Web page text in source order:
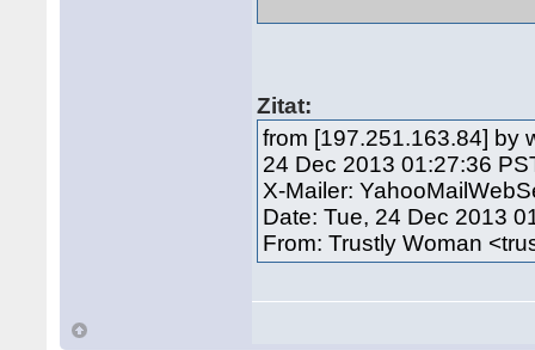
Zitat:
from [197.251.163.84] by
24 Dec 2013 01:27:36
X-Mailer:
Date: Tue, 24 Dec 2013
From: Trustly Woman